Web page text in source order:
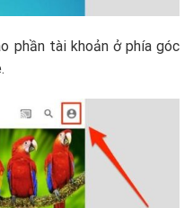
phần tài khoản ở phía góc